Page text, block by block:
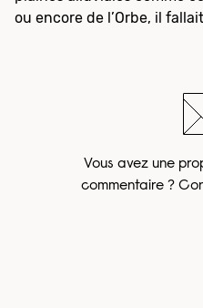
Vous avez une
commentaire ?
ou encore de l’Orbe, il